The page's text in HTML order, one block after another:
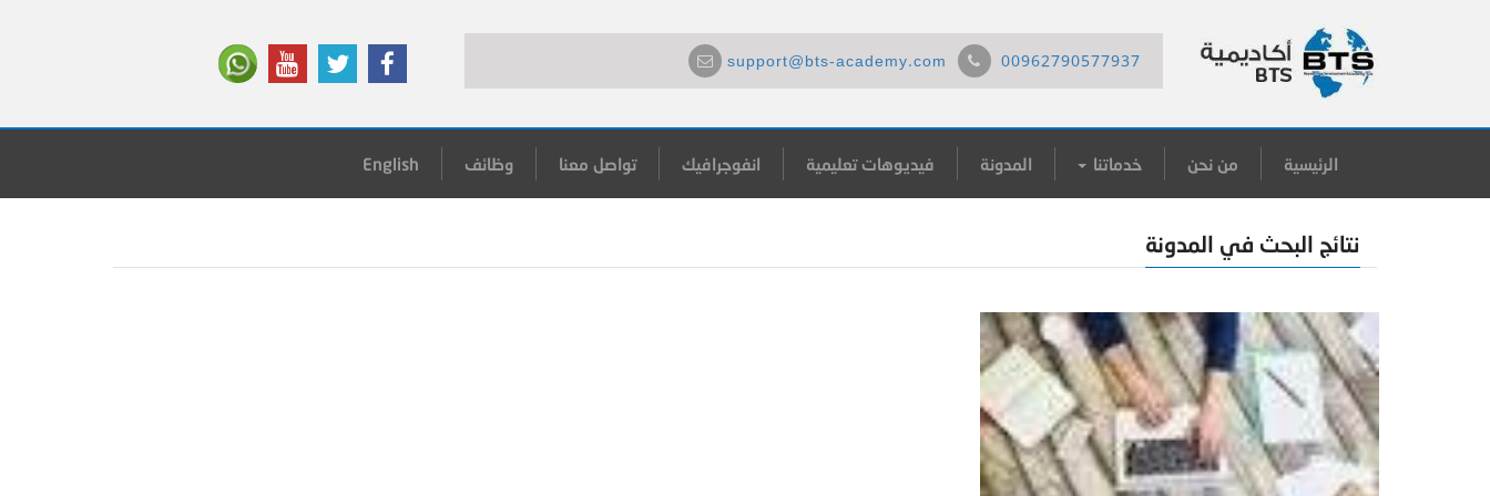
00962790577937
support@bts-academy.com
الرئيسية من نحن خدماتنا المدونة فيديوهات تعليمية انفوجرافيك تواصل معنا وظائف English
نتائج البحث في المدونة